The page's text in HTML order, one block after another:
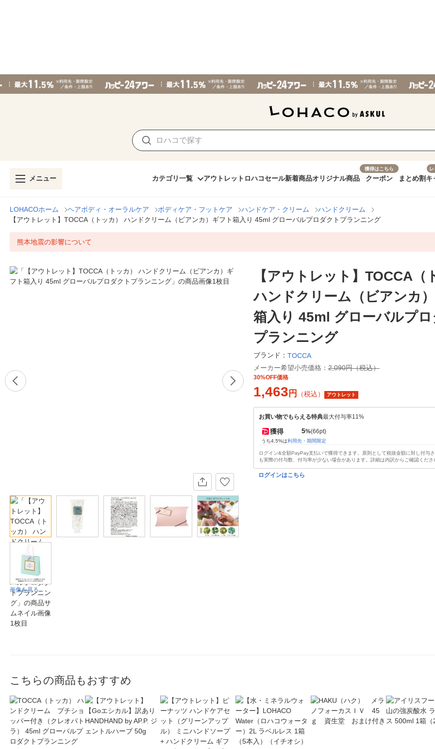
メニュー カテゴリ一覧 アウトレット ロハコセール新着商品オリジナル商品
獲得はこちら
クーポン まとめ割キ
LOHACOホーム ヘアボディ・オーラルケア ボディケア・フットケア ハンドケア・クリーム
ハンドクリーム
【アウトレット】TOCCA（トッカ） ハンドクリーム（ビアンカ）ギフト箱入り 45ml グローバルプロダクトプランニング
熊本地震の影響について
画像を見る
【アウトレット】TOCCA（
ハンドクリーム（ビアンカ
箱入り 45ml グローバルプロ
プランニング
ブランド： TOCCA
メーカー希望小売価格： 2,090円（税込）
30%OFF価格
1,463 円 （税込） アウトレット
お買い物でもらえる特典最大付与率11%
獲得 5%(66pt)
うち4.5%は利用先・期間限定
ログイン&全額PayPay支払いで獲得できます。原則として税抜金額に対し付与
も実際の付与数、付与率が少ない場合があります。詳細は内訳からご確認くださ
ログインはこちら
こちらの商品もおすすめ